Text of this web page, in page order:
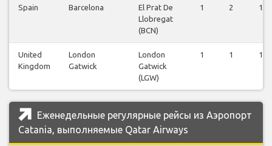
Spain Barcelona
El Prat De
Llobregat
(BCN)
1 2 1
United
Kingdom
London
Gatwick
London
Gatwick
(LGW)
1 1 1
Еженедельные регулярные рейсы из Аэропорт
Catania, выполняемые Qatar Airways